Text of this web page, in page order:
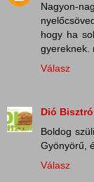
Nagyon-
hogy ha
gyereknek.
Válasz
Dió Bisztró
Boldog
Gyönyörű,
Válasz